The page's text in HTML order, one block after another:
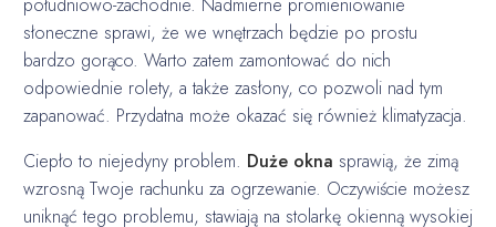
słoneczne sprawi, że we wnętrzach będzie po prostu
bardzo gorąco. Warto zatem zamontować do nich
odpowiednie rolety, a także zasłony, co pozwoli nad tym
zapanować. Przydatna może okazać się również klimatyzacja.
Ciepło to niejedyny problem. Duże okna sprawią, że zimą
wzrosną Twoje rachunku za ogrzewanie. Oczywiście możesz
uniknąć tego problemu, stawiają na stolarkę okienną wysokiej